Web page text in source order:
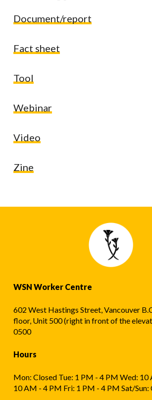
Document/report
Fact sheet
Tool
Webinar
Video
Zine
WSN Worker Centre
602 West Hastings Street, Vancouver
floor, Unit 500 (right in front of the
0500
Hours
Mon: Closed Tue: 1 PM - 4 PM Wed:
10 AM - 4 PM Fri: 1 PM - 4 PM Sat/Sun: